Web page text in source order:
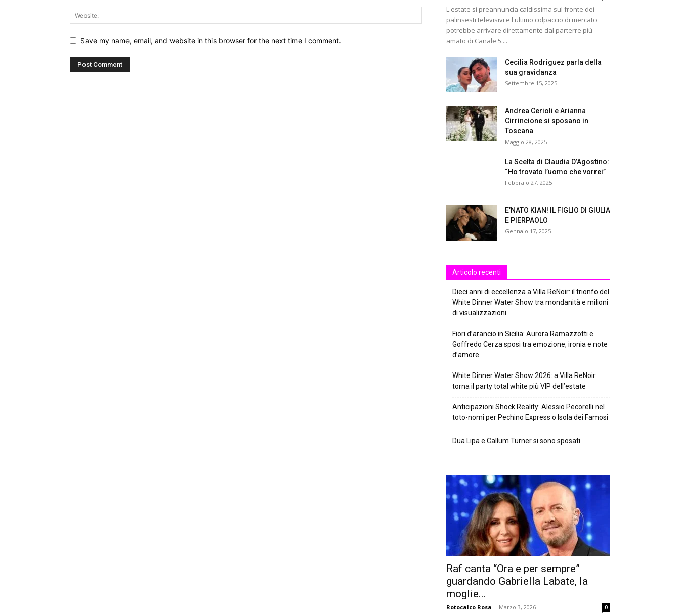
Save my name, email, and website in this browser for the next time I comment.
L'estate si preannuncia caldissima sul fronte dei
palinsesti televisivi e l'ultimo colpaccio di mercato
potrebbe arrivare direttamente dal parterre più
amato di Canale 5....
Cecilia Rodriguez parla della
sua gravidanza
Settembre 15, 2025
Andrea Cerioli e Arianna
Cirrincione si sposano in
Toscana
Maggio 28, 2025
La Scelta di Claudia D’Agostino:
“Ho trovato l’uomo che vorrei”
Febbraio 27, 2025
E’NATO KIAN! IL FIGLIO DI GIULIA
E PIERPAOLO
Gennaio 17, 2025
Articolo recenti
Dieci anni di eccellenza a Villa ReNoir: il trionfo del
White Dinner Water Show tra mondanità e milioni
di visualizzazioni
Fiori d’arancio in Sicilia: Aurora Ramazzotti e
Goffredo Cerza sposi tra emozione, ironia e note
d’amore
White Dinner Water Show 2026: a Villa ReNoir
torna il party total white più VIP dell’estate
Anticipazioni Shock Reality: Alessio Pecorelli nel
toto-nomi per Pechino Express o Isola dei Famosi
Dua Lipa e Callum Turner si sono sposati
Raf canta “Ora e per sempre”
guardando Gabriella Labate, la
moglie...
Rotocalco Rosa - Marzo 3, 2026 0